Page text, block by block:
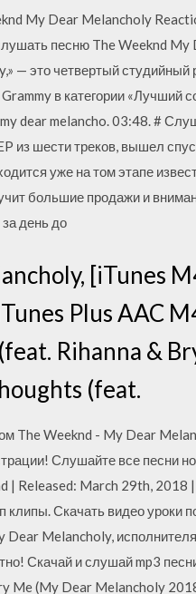
My Dear Melancholy
песню The Weeknd My
— это четвертый
в категории «Лучший
dear melancho. 03:48. #
из шести треков, вышел
уже на том этапе
большие продажи и
день до
[iTunes
Plus AAC
Rihanna &
(feat.
The Weeknd - My Dear
Слушайте все песни
| Released: March 29th, 2018
Скачать видео уроки
Melancholy,
Скачай и слушай mp3
Me (My Dear Melancholy